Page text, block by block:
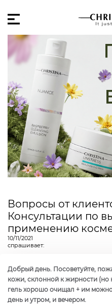
Вопросы от
Консультации по
применению
10/11/2021
спрашивает:
Добрый день. Посоветуйте,
кожи, склонной к жирности (но
гель хорошо очищал + им
день и утром, и вечером.